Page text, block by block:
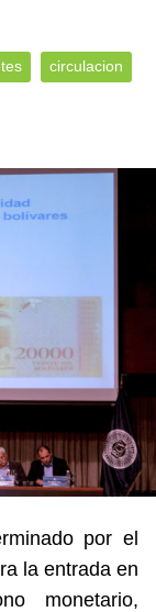
circulacion
por el
la entrada en
monetario,